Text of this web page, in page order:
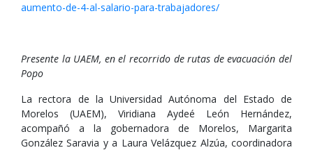
aumento-de-4-al-salario-para-trabajadores/
Presente la UAEM, en el recorrido de rutas de evacuación del
Popo
La rectora de la Universidad Autónoma del Estado de
Morelos (UAEM), Viridiana Aydeé León Hernández,
acompañó a la gobernadora de Morelos, Margarita
González Saravia y a Laura Velázquez Alzúa, coordinadora